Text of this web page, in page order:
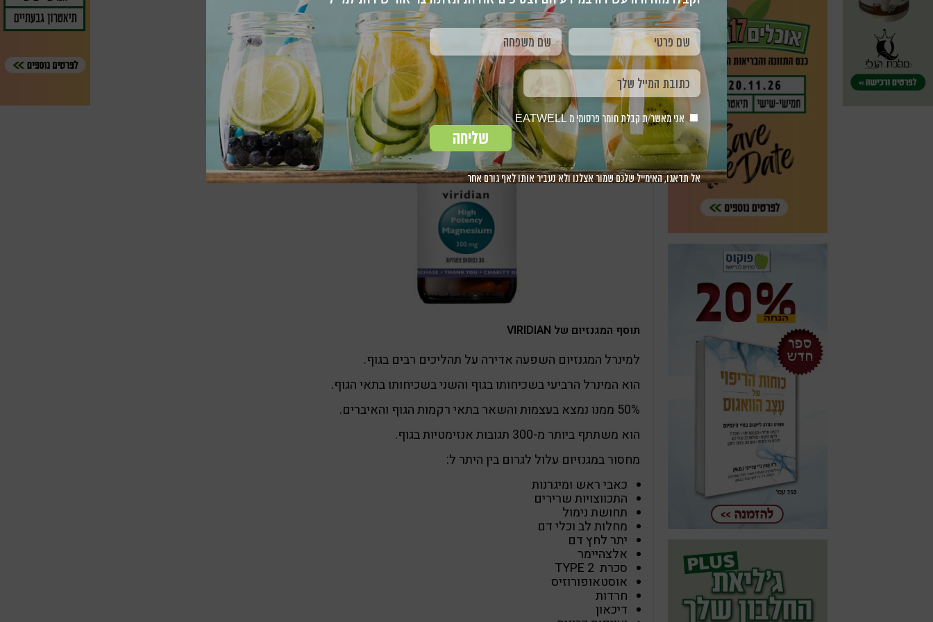
magnesium
תוסף המגנזיום של VIRIDIAN
למינרל המגנזיום השפעה אדירה על תהליכים רבים בגוף.
הוא המינרל הרביעי בשכיחותו בגוף והשני בשכיחותו בתאי הגוף.
50% ממנו נמצא בעצמות והשאר בתאי רקמות הגוף והאיברים.
הוא משתתף ביותר מ-300 תגובות אנזימטיות בגוף.
מחסור במגנזיום עלול לגרום בין היתר ל:
כאבי ראש ומיגרנות
התכווצויות שרירים
תחושת נימול
מחלות לב וכלי דם
יתר לחץ דם
אלצהיימר
סכרת TYPE 2
אוסטאופורוזיס
חרדות
דיכאון
אני מאשר/ת קבלת חומר פרסומי מ EATWELL
שליחה
אל תדאגו, האימייל שלכם שמור אצלנו ולא נעביר אותו לאף גורם אחר